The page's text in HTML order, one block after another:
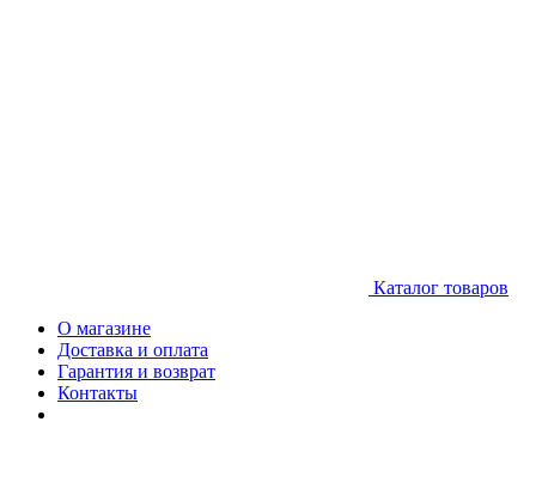
Каталог товаров
О магазине
Доставка и оплата
Гарантия и возврат
Контакты